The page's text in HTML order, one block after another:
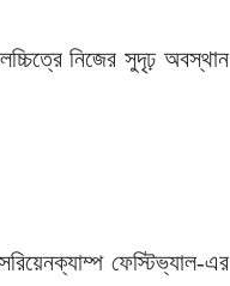
নিজের সুদৃঢ় অবস্থান
ফেস্টিভ্যাল-এর